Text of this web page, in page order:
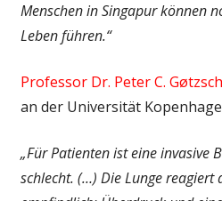
Menschen in Singapur können
Leben führen.“
Professor Dr. Peter C.
an der Universität
„Für Patienten ist eine invasive
schlecht. (…) Die Lunge reagiert